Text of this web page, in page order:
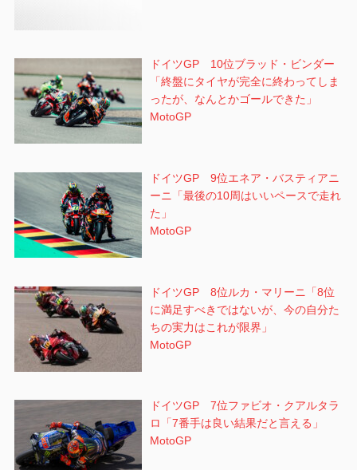
ドイツGP 10位ブラッド・ビンダー
「終盤にタイヤが完全に終わってしま
ったが、なんとかゴールできた」
MotoGP
ドイツGP 9位エネア・バスティアニ
ーニ「最後の10周はいいペースで走れ
た」
MotoGP
ドイツGP 8位ルカ・マリーニ「8位
に満足すべきではないが、今の自分た
ちの実力はこれが限界」
MotoGP
ドイツGP 7位ファビオ・クアルタラ
ロ「7番手は良い結果だと言える」
MotoGP